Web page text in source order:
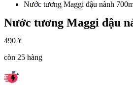
Nước tương Maggi đậu nành
Nước tương Maggi đậu
490 ¥
còn 25 hàng